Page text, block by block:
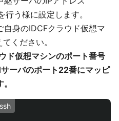
う様に設定します。
自身のIDCFクラウド仮想マ
ください。
ド仮想マシンのポート番号
ーバのポート22番にマッピ